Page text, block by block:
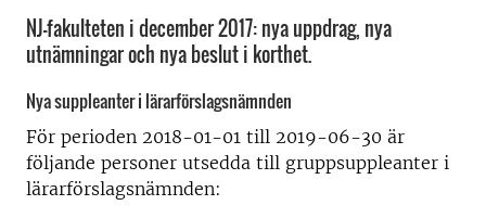
NJ-fakulteten i december 2017: nya uppdrag, nya
utnämningar och nya beslut i korthet.
Nya suppleanter i lärarförslagsnämnden
För perioden 2018-01-01 till 2019-06-30 är
följande personer utsedda till gruppsuppleanter i
lärarförslagsnämnden: